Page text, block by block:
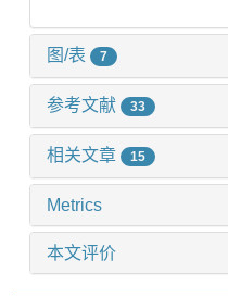
图/表 7
参考文献 33
相关文章 15
Metrics
本文评价